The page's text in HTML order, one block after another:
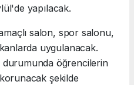
yapılacak.
salon, spor salonu,
uygulanacak.
durumunda öğrencilerin
şekilde